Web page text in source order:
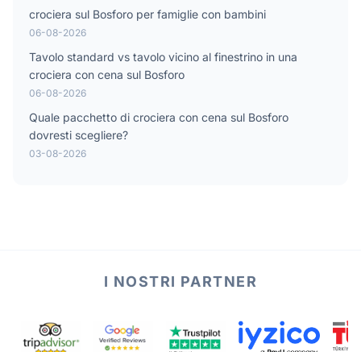
crociera sul Bosforo per famiglie con bambini
06-08-2026
Tavolo standard vs tavolo vicino al finestrino in una
crociera con cena sul Bosforo
06-08-2026
Quale pacchetto di crociera con cena sul Bosforo
dovresti scegliere?
03-08-2026
I NOSTRI PARTNER